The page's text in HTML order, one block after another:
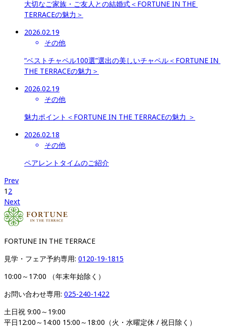
大切なご家族・ご友人との結婚式＜FORTUNE IN THE
TERRACEの魅力＞
2026.02.19
その他
“ベストチャペル100選”選出の美しいチャペル＜FORTUNE IN
THE TERRACEの魅力＞
2026.02.19
その他
魅力ポイント＜FORTUNE IN THE TERRACEの魅力 ＞
2026.02.18
その他
ペアレントタイムのご紹介
Prev
1 2
Next
FORTUNE IN THE TERRACE
見学・フェア予約専用: 0120-19-1815
10:00～17:00 （年末年始除く）
お問い合わせ専用: 025-240-1422
土日祝 9:00～19:00
平日12:00～14:00 15:00～18:00（火・水曜定休 / 祝日除く）